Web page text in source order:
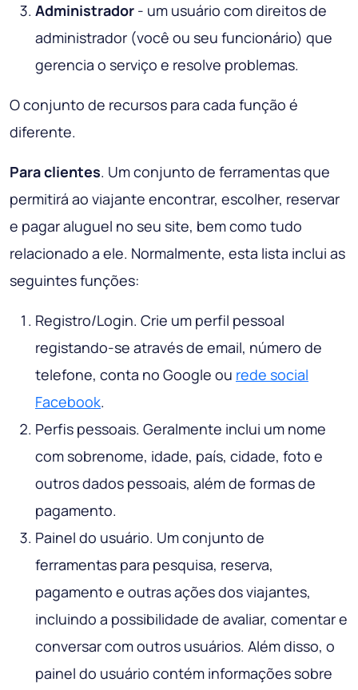
Administrador - um usuário com direitos de
administrador (você ou seu funcionário) que
gerencia o serviço e resolve problemas.
O conjunto de recursos para cada função é
diferente.
Para clientes. Um conjunto de ferramentas que
permitirá ao viajante encontrar, escolher, reservar
e pagar aluguel no seu site, bem como tudo
relacionado a ele. Normalmente, esta lista inclui as
seguintes funções:
Registro/Login. Crie um perfil pessoal
registando-se através de email, número de
telefone, conta no Google ou rede social
Facebook.
Perfis pessoais. Geralmente inclui um nome
com sobrenome, idade, país, cidade, foto e
outros dados pessoais, além de formas de
pagamento.
Painel do usuário. Um conjunto de
ferramentas para pesquisa, reserva,
pagamento e outras ações dos viajantes,
incluindo a possibilidade de avaliar, comentar e
conversar com outros usuários. Além disso, o
painel do usuário contém informações sobre